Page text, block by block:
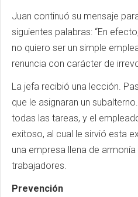
Juan continuó su mensaje
siguientes palabras: “En
no quiero ser un simple
renuncia con carácter de
La jefa recibió una lección.
que le asignaran un
todas las tareas, y el
exitoso, al cual le sirvió esta
una empresa llena de
trabajadores.
Prevención